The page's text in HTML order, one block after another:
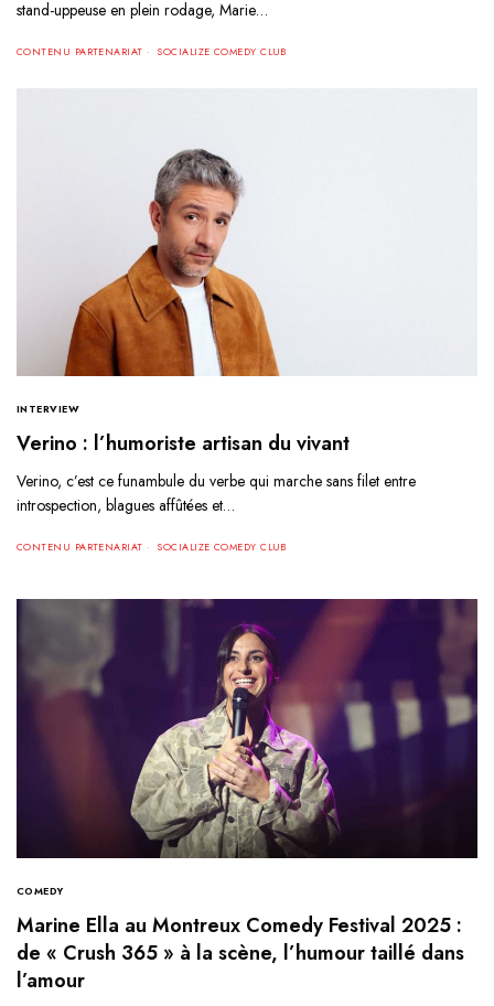
stand-uppeuse en plein rodage, Marie…
CONTENU PARTENARIAT SOCIALIZE COMEDY CLUB
INTERVIEW
Verino : l’humoriste artisan du vivant
Verino, c’est ce funambule du verbe qui marche sans filet entre
introspection, blagues affûtées et…
CONTENU PARTENARIAT SOCIALIZE COMEDY CLUB
COMEDY
Marine Ella au Montreux Comedy Festival 2025 :
de « Crush 365 » à la scène, l’humour taillé dans
l’amour